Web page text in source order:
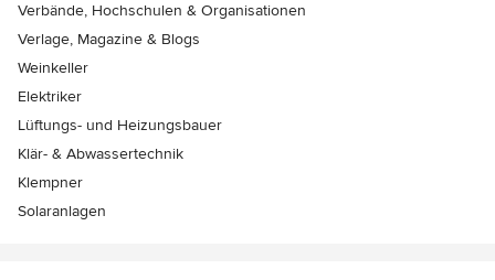
Verbände, Hochschulen & Organisationen
Verlage, Magazine & Blogs
Weinkeller
Elektriker
Lüftungs- und Heizungsbauer
Klär- & Abwassertechnik
Klempner
Solaranlagen